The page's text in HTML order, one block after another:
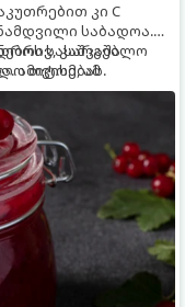
კი C
საბადოა.
სასარგებლო
ამიტომ, ამ
გზა
გარეშე.
კაშკაშა
თვისებას.